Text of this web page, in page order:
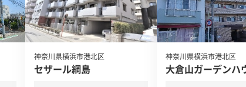
神奈川県横浜市港北区
セザール綱島
神奈川県横浜市港北区
大倉山ガーデンハ